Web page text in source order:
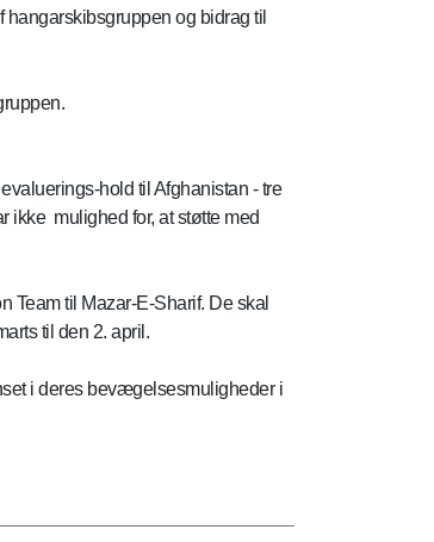
og bidrag til
hold til Afghanistan - tre
ikke mulighed for, at støtte med
Team til Mazar-E-Sharif. De skal
til den 2. april.
i deres bevægelsesmuligheder i